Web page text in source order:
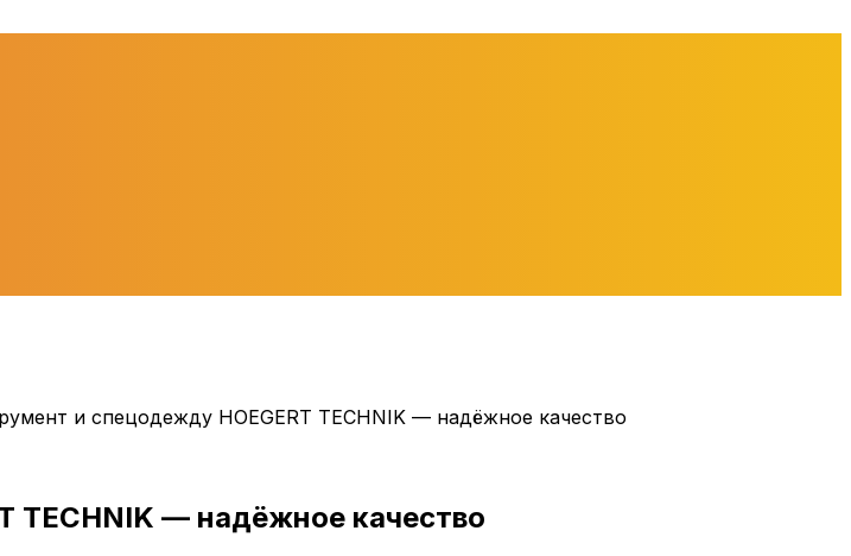
и спецодежду HOEGERT TECHNIK — надёжное качество
TECHNIK — надёжное качество